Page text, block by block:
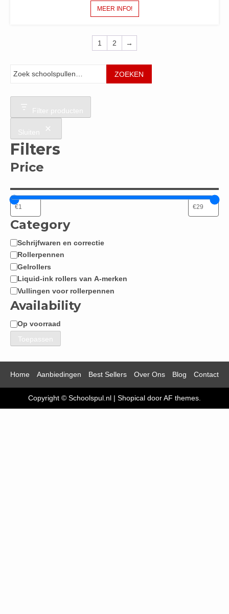
MEER INFO!
1 2 →
ZOEKEN
Filter producten
Sluiten
Filters
Price
Category
Categorie
Schrijfwaren en correctie
Rollerpennen
Gelrollers
Liquid-ink rollers van A-merken
Vullingen voor rollerpennen
Availability
Beschikbaarheid
Op voorraad
Toepassen
Home Aanbiedingen Best Sellers Over Ons Blog Contact
Copyright © Schoolspul.nl | Shopical door AF themes.